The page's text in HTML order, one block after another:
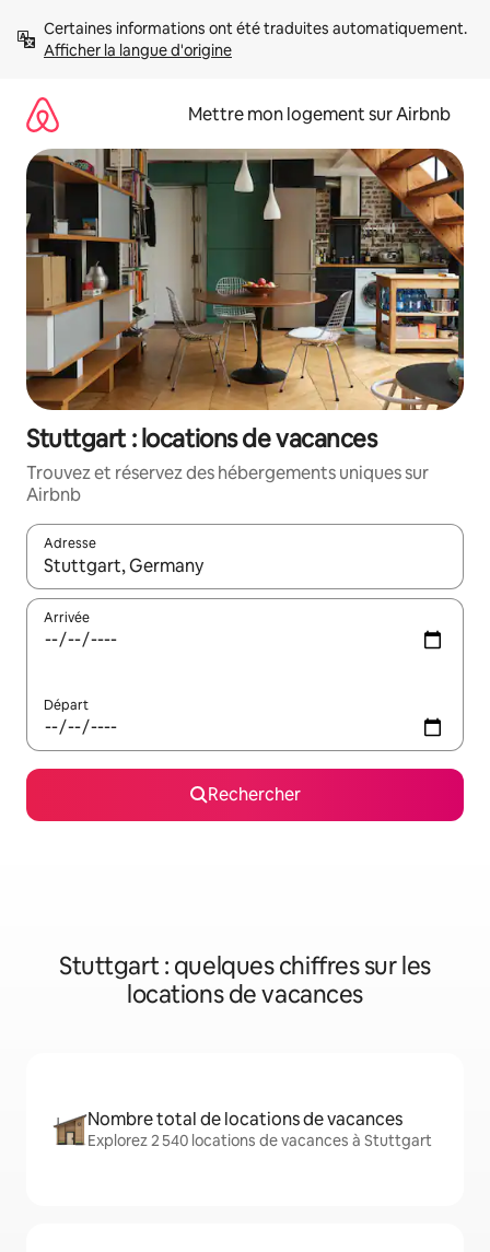
directement
Afficher la langue d'origine
Mettre mon logement sur Airbnb
Stuttgart : locations de vacances
Trouvez et réservez des hébergements uniques sur
Airbnb
Adresse
Lorsque les résultats s'affichent, utilisez les flèches vers le
Arrivée
Départ
Rechercher
Stuttgart : quelques chiffres sur les
locations de vacances
Nombre total de locations de vacances
Explorez 2 540 locations de vacances à Stuttgart